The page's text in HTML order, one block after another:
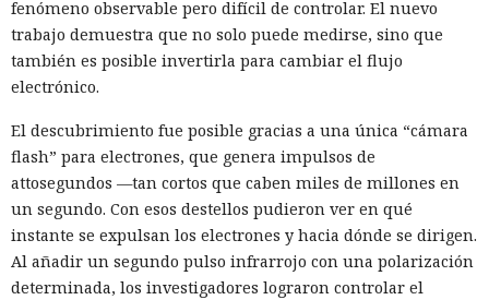
fenómeno observable pero difícil de controlar. El nuevo
trabajo demuestra que no solo puede medirse, sino que
también es posible invertirla para cambiar el flujo
electrónico.
El descubrimiento fue posible gracias a una única “cámara
flash” para electrones, que genera impulsos de
attosegundos —tan cortos que caben miles de millones en
un segundo. Con esos destellos pudieron ver en qué
instante se expulsan los electrones y hacia dónde se dirigen.
Al añadir un segundo pulso infrarrojo con una polarización
determinada, los investigadores lograron controlar el